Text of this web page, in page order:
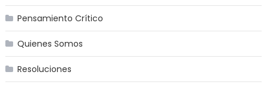
Pensamiento Crítico
Quienes Somos
Resoluciones